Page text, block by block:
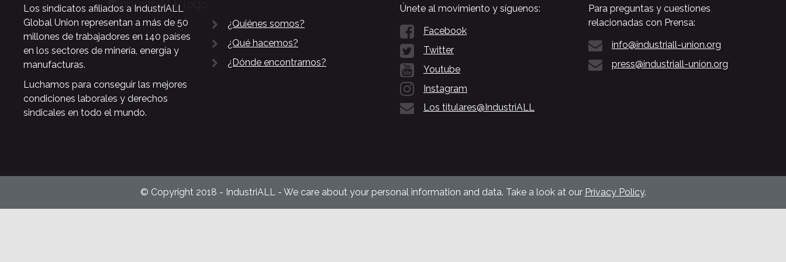
Los sindicatos afiliados a IndustriALL
Global Union representan a más de 50
millones de trabajadores en 140 países
en los sectores de minería, energía y
manufacturas.
Luchamos para conseguir las mejores
condiciones laborales y derechos
sindicales en todo el mundo.
¿Quiénes somos?
¿Qué hacemos?
¿Dónde encontrarnos?
Únete al movimiento y síguenos:
Facebook
Twitter
Youtube
Instagram
Los titulares@IndustriALL
Para preguntas y cuestiones
relacionadas con Prensa:
info@industriall-union.org
press@industriall-union.org
© Copyright 2018 - IndustriALL - We care about your personal information and data. Take a look at our Privacy Policy.